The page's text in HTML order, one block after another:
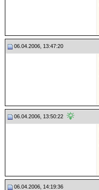
06.04.2006, 13:47:20
06.04.2006, 13:50:22
06.04.2006, 14:19:36